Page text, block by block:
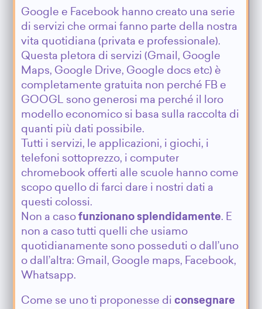
Google e Facebook hanno creato una serie
di servizi che ormai fanno parte della nostra
vita quotidiana (privata e professionale).
Questa pletora di servizi (Gmail, Google
Maps, Google Drive, Google docs etc) è
completamente gratuita non perché FB e
GOOGL sono generosi ma perché il loro
modello economico si basa sulla raccolta di
quanti più dati possibile.
Tutti i servizi, le applicazioni, i giochi, i
telefoni sottoprezzo, i computer
chromebook offerti alle scuole hanno come
scopo quello di farci dare i nostri dati a
questi colossi.
Non a casofunzionano splendidamente. E
non a caso tutti quelli che usiamo
quotidianamente sono posseduti o dall’uno
o dall’altra: Gmail, Google maps, Facebook,
Whatsapp.
Come se uno ti proponesse diconsegnare